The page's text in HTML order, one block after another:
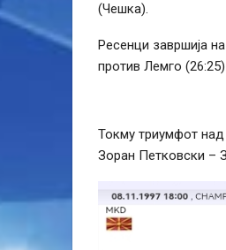
(Чешка).
Ресенци завршија
против Лемго
Токму триумфот над
Зоран Петковски –